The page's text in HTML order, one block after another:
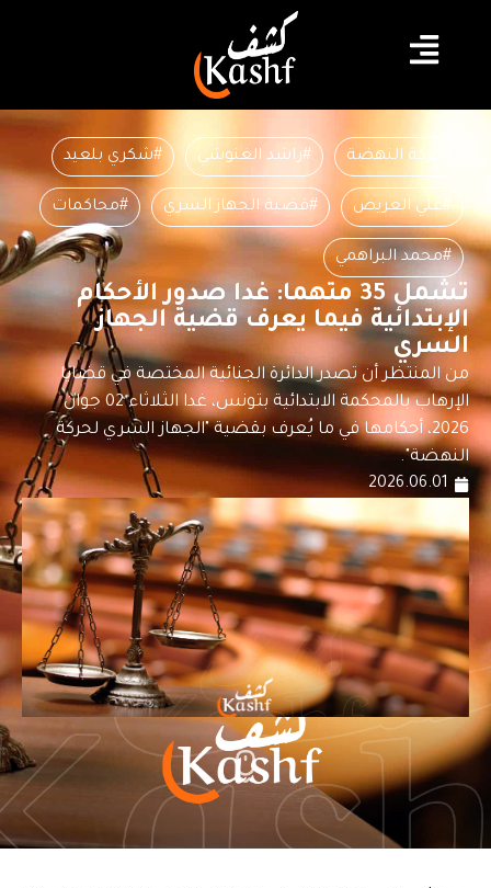
#حركة النهضة #راشد الغنوشي #شكري بلعيد
#علي العريض #قضية الجهاز السري #محاكمات
#محمد البراهمي
تشمل 35 متهما: غدا صدور الأحكام
الإبتدائية فيما يعرف قضية الجهاز
السري
من المنتظر أن تصدر الدائرة الجنائية المختصة في قضايا
الإرهاب بالمحكمة الابتدائية بتونس، غدا الثلاثاء 02 جوان
2026، أحكامها في ما يُعرف بقضية "الجهاز السري لحركة
النهضة".
2026.06.01